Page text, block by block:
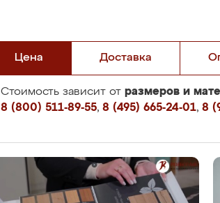
Цена Доставка
Стоимость зависит от размеров и
8 (800) 511-89-55, 8 (495) 665-24-01, 8